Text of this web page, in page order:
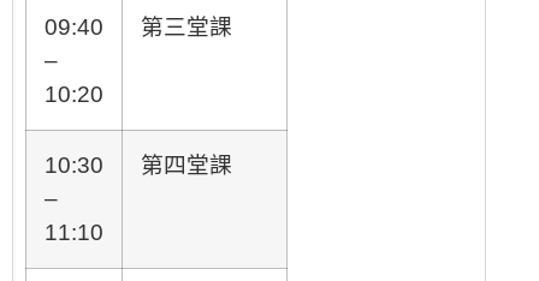
09:40
–
10:20
第三堂課
10:30
–
11:10
第四堂課